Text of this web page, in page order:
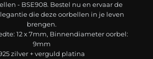
- BSE908. Bestel nu en ervaar de
die deze oorbellen in je leven
brengen.
12 x 7mm, Binnendiameter oorbel:
9mm
zilver + verguld platina